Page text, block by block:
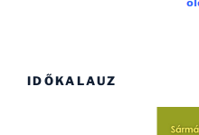
IDŐKALAUZ